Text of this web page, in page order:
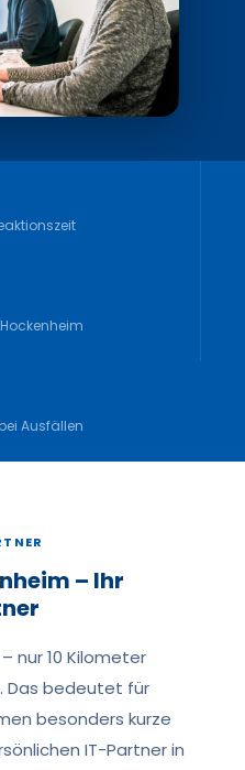
Ausfällen
– Ihr
nur 10 Kilometer
Das bedeutet für
besonders kurze
IT-Partner in